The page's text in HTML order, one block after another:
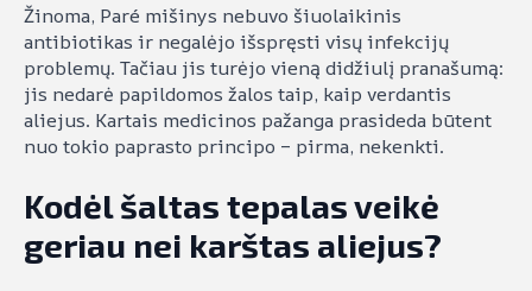
Žinoma, Paré mišinys nebuvo šiuolaikinis
antibiotikas ir negalėjo išspręsti visų infekcijų
problemų. Tačiau jis turėjo vieną didžiulį pranašumą:
jis nedarė papildomos žalos taip, kaip verdantis
aliejus. Kartais medicinos pažanga prasideda būtent
nuo tokio paprasto principo – pirma, nekenkti.
Kodėl šaltas tepalas veikė
geriau nei karštas aliejus?